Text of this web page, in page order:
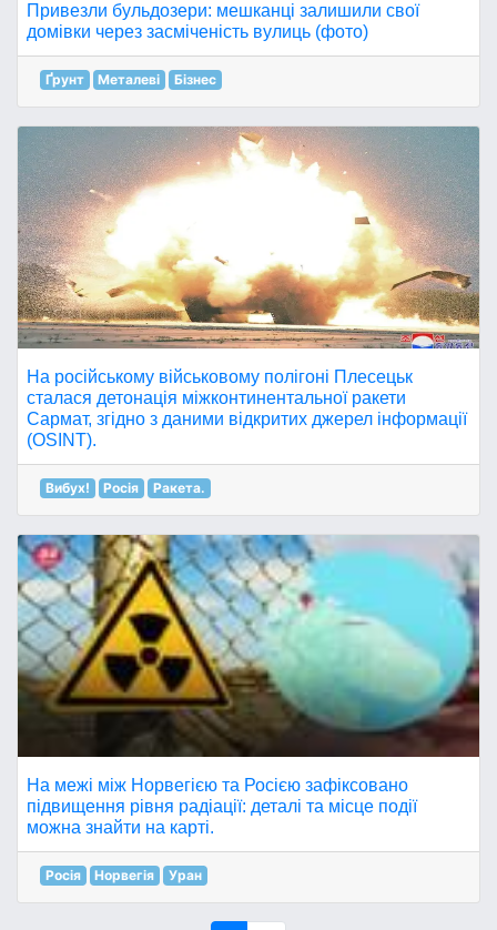
Привезли бульдозери: мешканці залишили свої
домівки через засміченість вулиць (фото)
Ґрунт Металеві Бізнес
На російському військовому полігоні Плесецьк
сталася детонація міжконтинентальної ракети
Сармат, згідно з даними відкритих джерел інформації
(OSINT).
Вибух! Росія Ракета.
На межі між Норвегією та Росією зафіксовано
підвищення рівня радіації: деталі та місце події
можна знайти на карті.
Росія Норвегія Уран